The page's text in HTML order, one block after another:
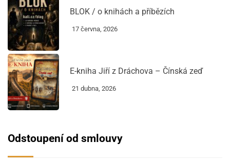
BLOK / o knihách a příbězích
17 června, 2026
E-kniha Jiří z Dráchova – Čínská zeď
21 dubna, 2026
Odstoupení od smlouvy